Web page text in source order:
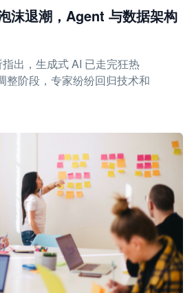
沫退潮，Agent 与数据架构
出，生成式 AI 已走完狂热
整阶段，专家纷纷回归技术和